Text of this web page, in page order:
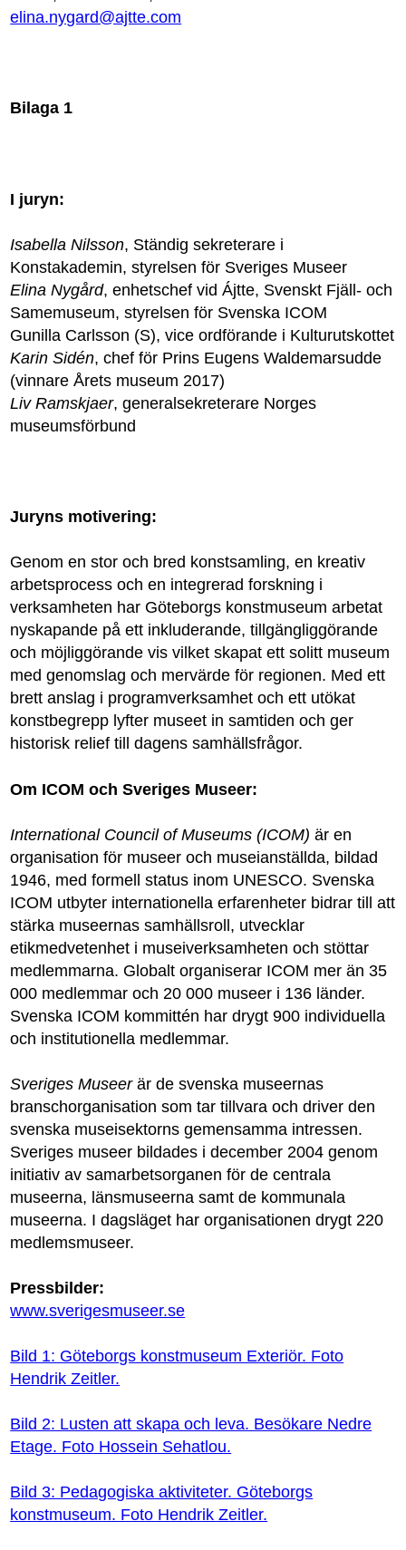
elina.nygard@ajtte.com
Bilaga 1
I juryn:
Isabella Nilsson, Ständig sekreterare i
Konstakademin, styrelsen för Sveriges Museer
Elina Nygård, enhetschef vid Ájtte, Svenskt Fjäll- och
Samemuseum, styrelsen för Svenska ICOM
Gunilla Carlsson (S), vice ordförande i Kulturutskottet
Karin Sidén, chef för Prins Eugens Waldemarsudde
(vinnare Årets museum 2017)
Liv Ramskjaer, generalsekreterare Norges
museumsförbund
Juryns motivering:
Genom en stor och bred konstsamling, en kreativ
arbetsprocess och en integrerad forskning i
verksamheten har Göteborgs konstmuseum arbetat
nyskapande på ett inkluderande, tillgängliggörande
och möjliggörande vis vilket skapat ett solitt museum
med genomslag och mervärde för regionen. Med ett
brett anslag i programverksamhet och ett utökat
konstbegrepp lyfter museet in samtiden och ger
historisk relief till dagens samhällsfrågor.
Om ICOM och Sveriges Museer:
International Council of Museums (ICOM) är en
organisation för museer och museianställda, bildad
1946, med formell status inom UNESCO. Svenska
ICOM utbyter internationella erfarenheter bidrar till att
stärka museernas samhällsroll, utvecklar
etikmedvetenhet i museiverksamheten och stöttar
medlemmarna. Globalt organiserar ICOM mer än 35
000 medlemmar och 20 000 museer i 136 länder.
Svenska ICOM kommittén har drygt 900 individuella
och institutionella medlemmar.
Sveriges Museerär de svenska museernas
branschorganisation som tar tillvara och driver den
svenska museisektorns gemensamma intressen.
Sveriges museer bildades i december 2004 genom
initiativ av samarbetsorganen för de centrala
museerna, länsmuseerna samt de kommunala
museerna. I dagsläget har organisationen drygt 220
medlemsmuseer.
Pressbilder:
www.sverigesmuseer.se
Bild 1: Göteborgs konstmuseum Exteriör. Foto
Hendrik Zeitler.
Bild 2: Lusten att skapa och leva. Besökare Nedre
Etage. Foto Hossein Sehatlou.
Bild 3: Pedagogiska aktiviteter. Göteborgs
konstmuseum. Foto Hendrik Zeitler.